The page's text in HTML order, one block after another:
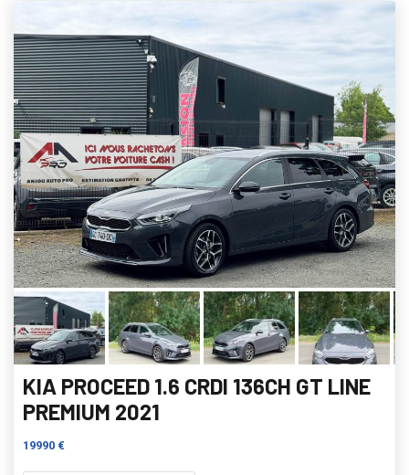
KIA PROCEED 1.6 CRDI 136CH GT LINE
PREMIUM 2021
19990 €